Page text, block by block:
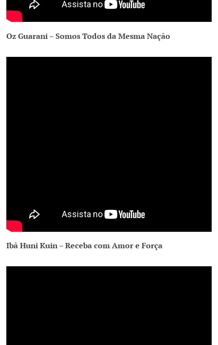
Oz Guarani – Somos Todos da Mesma Nação
Ibã Huni Kuin – Receba com Amor e Força